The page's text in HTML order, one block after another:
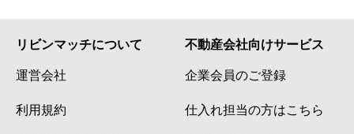
リビンマッチについて
運営会社
利用規約
不動産会社向けサービス
企業会員のご登録
仕入れ担当の方はこちら